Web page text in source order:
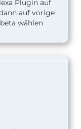
Plugin auf
auf vorige
wählen